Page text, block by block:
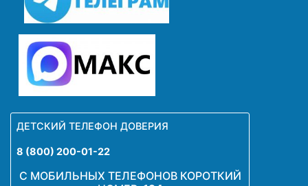
ДЕТСКИЙ ТЕЛЕФОН ДОВЕРИЯ
8 (800) 200-01-22
С МОБИЛЬНЫХ ТЕЛЕФОНОВ КОРОТКИЙ